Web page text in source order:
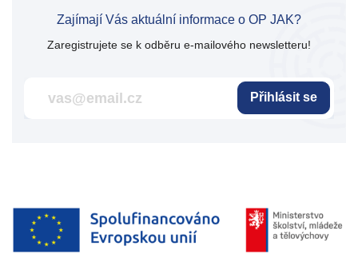
Zajímají Vás aktuální informace o OP JAK?
Zaregistrujete se k odběru e-mailového newsletteru!
Přihlásit se